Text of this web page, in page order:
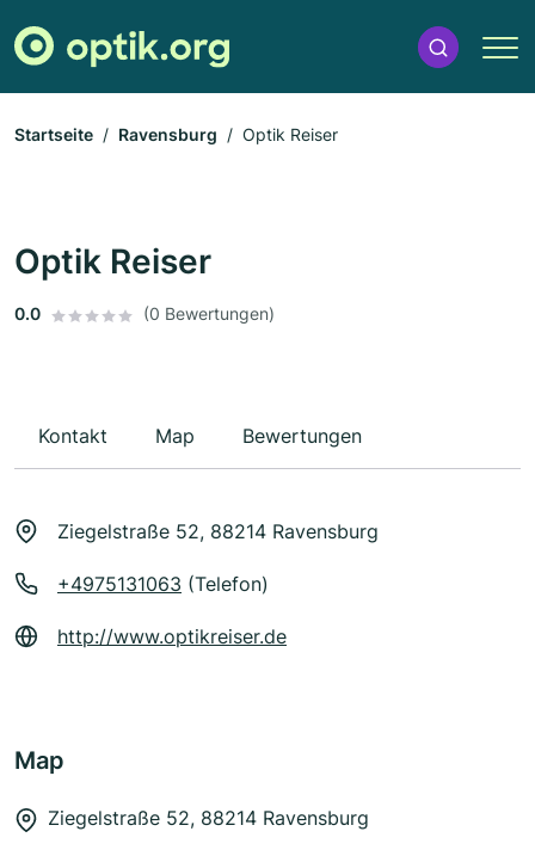
Startseite Ravensburg Optik Reiser
Optik Reiser
0.0 (0 Bewertungen)
Kontakt Map Bewertungen
Ziegelstraße 52, 88214 Ravensburg
+4975131063 (Telefon)
http://www.optikreiser.de
Map
Ziegelstraße 52, 88214 Ravensburg